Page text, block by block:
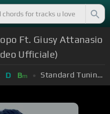
Ft. Giusy Attanasio
Ufficiale)
D Bm Standard Tuning (EADGBE)